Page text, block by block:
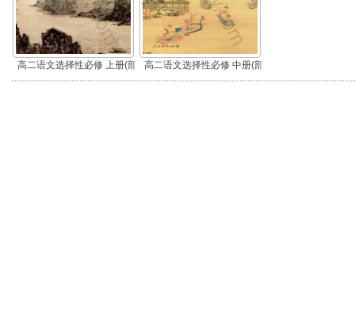
高二语文选择性必修 上册(部
编版)
高二语文选择性必修 中册(部
编版)